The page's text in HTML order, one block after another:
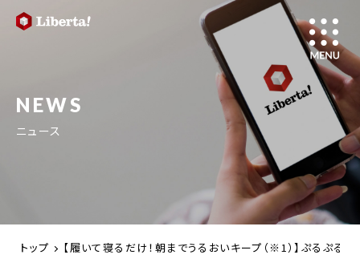
NEWS
ニュース
トップ 【履いて寝るだけ！朝までうるおいキープ（※1）】ぷるぷ